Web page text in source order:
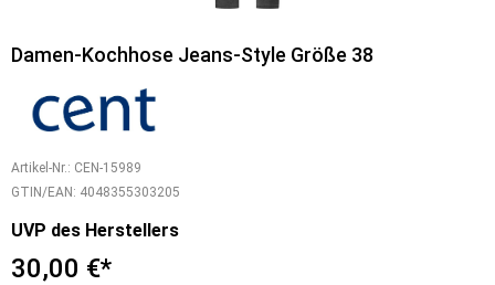
Damen-Kochhose Jeans-Style Größe 38
Artikel-Nr.: CEN-15989
GTIN/EAN: 4048355303205
UVP des Herstellers
30,00 €*